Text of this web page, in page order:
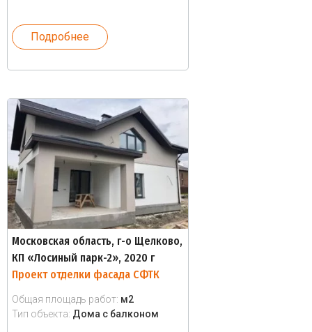
Подробнее
Московская область, г-о Щелково,
КП «Лосиный парк-2», 2020 г
Проект отделки фасада СФТК
Общая площадь работ: м2
Тип объекта: Дома с балконом